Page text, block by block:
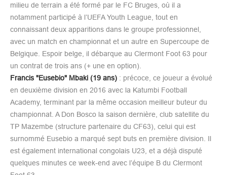
milieu de terrain a été formé par le FC Bruges, où il a
notamment participé à l’UEFA Youth League, tout en
connaissant deux apparitions dans le groupe professionnel,
avec un match en championnat et un autre en Supercoupe de
Belgique. Espoir belge, il débarque au Clermont Foot 63 pour
un contrat de trois ans (+ une en option).
Francis "Eusebio" Mbaki (19 ans) : précoce, ce joueur a évolué
en deuxième division en 2016 avec la Katumbi Football
Academy, terminant par la même occasion meilleur buteur du
championnat. A Don Bosco la saison dernière, club satellite du
TP Mazembe (structure partenaire du CF63), celui qui est
surnommé Eusebio a marqué sept buts en première division. Il
est également international congolais U23, et a déjà disputé
quelques minutes ce week-end avec l’équipe B du Clermont